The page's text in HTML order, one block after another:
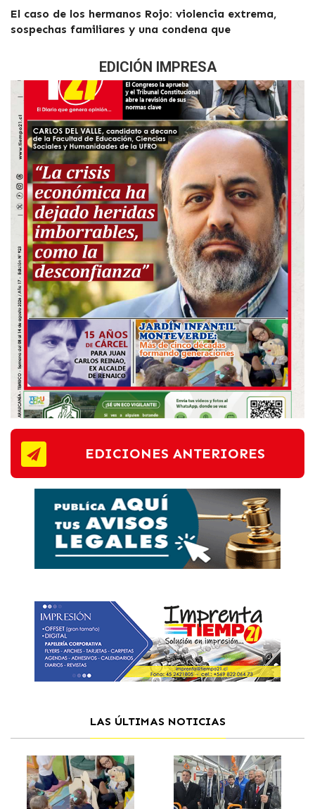
El caso de los hermanos Rojo: violencia extrema,
sospechas familiares y una condena que
EDICIÓN IMPRESA
EDICIONES ANTERIORES
LAS ÚLTIMAS NOTICIAS